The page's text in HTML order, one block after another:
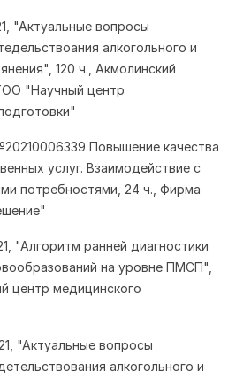
"Актуальные вопросы
алкогольного и
120 ч., Акмолинский
"Научный центр
Повышение качества
услуг. Взаимодействие с
потребностями, 24 ч., Фирма
"Алгоритм ранней диагностики
на уровне ПМСП",
центр медицинского
"Актуальные вопросы
алкогольного и